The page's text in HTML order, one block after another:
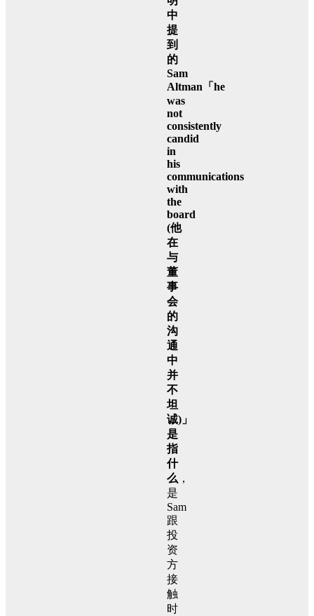
中
提
到
的
Sam
Altman「he
was
not
consistently
candid
in
his
communications
with
the
board
(他
在
与
董
事
会
的
沟
通
中
并
不
坦
诚)」
是
指
什
么 ，
是
Sam
跟
投
资
方
接
触
时